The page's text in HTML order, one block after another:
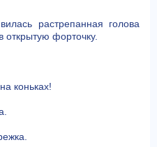
растрепанная голова
открытую форточку.
коньках!